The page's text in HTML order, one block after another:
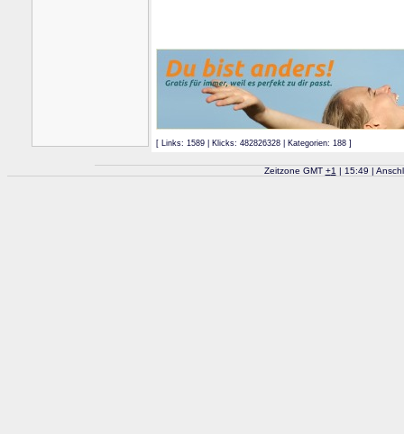
[ Links: 1589 | Klicks: 482826328 | Kategorien: 188 ]
Zeitzone GMT +1 | 15:49 |